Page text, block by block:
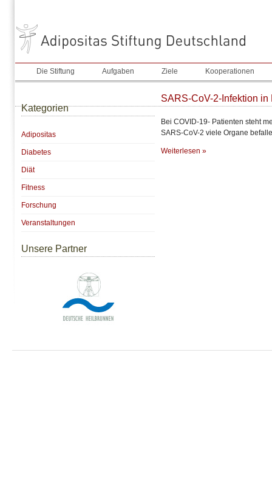
Die Stiftung Aufgaben Ziele Kooperationen
Kategorien
Adipositas
Diabetes
Diät
Fitness
Forschung
Veranstaltungen
Unsere Partner
SARS-CoV-2-Infektion
Bei COVID-19- Patienten steht
SARS-CoV-2 viele Organe
Weiterlesen »